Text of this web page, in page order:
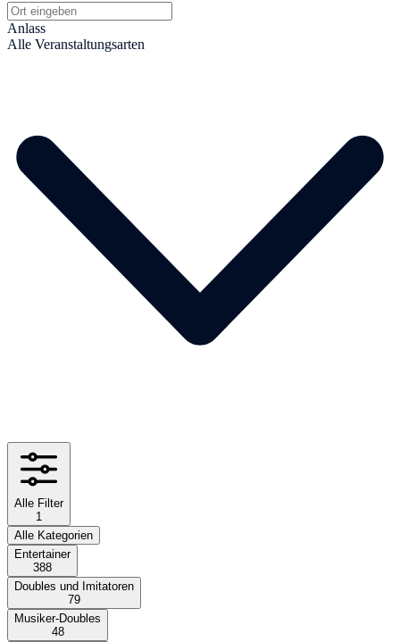
Anlass
Alle Veranstaltungsarten
Alle Filter
1
Alle Kategorien
Entertainer
388
Doubles und Imitatoren
79
Musiker-Doubles
48